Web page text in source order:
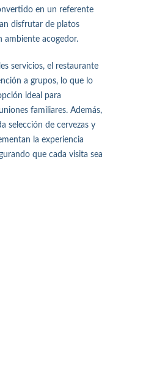
en un referente
disfrutar de platos
ambiente acogedor.
servicios, el restaurante
a grupos, lo que lo
ideal para
familiares. Además,
selección de cervezas y
la experiencia
que cada visita sea